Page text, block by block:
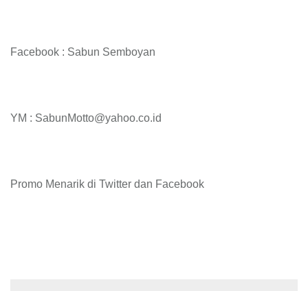
Facebook : Sabun Semboyan
YM : SabunMotto@yahoo.co.id
Promo Menarik di Twitter dan Facebook